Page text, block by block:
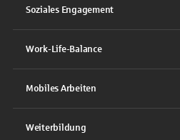
Soziales Engagement
Work-Life-Balance
Mobiles Arbeiten
Weiterbildung